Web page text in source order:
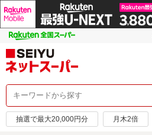
抽選で最大20,000円分 月木2倍